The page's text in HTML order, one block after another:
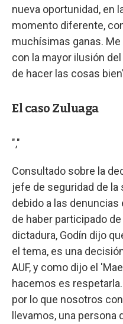
nueva oportunidad, en
momento diferente,
muchísimas ganas.
con la mayor ilusión
de hacer las cosas
El caso Zuluaga
","
Consultado sobre la
jefe de seguridad de la
debido a las
de haber participado
dictadura, Godín dijo
el tema, es una
AUF, y como dijo el
hacemos es
por lo que nosotros
llevamos, una